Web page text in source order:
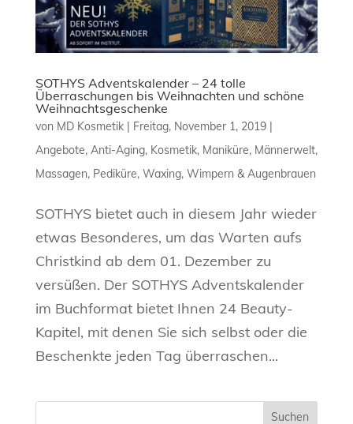
SOTHYS Adventskalender – 24 tolle
Überraschungen bis Weihnachten und schöne
Weihnachtsgeschenke
von MD Kosmetik| Freitag, November 1, 2019|
Angebote, Anti-Aging, Kosmetik, Maniküre, Männerwelt,
Massagen, Pediküre, Waxing, Wimpern & Augenbrauen
SOTHYS bietet auch in diesem Jahr wieder
etwas Besonderes, um das Warten aufs
Christkind ab dem 01. Dezember zu
versüßen. Der SOTHYS Adventskalender
im Buchformat bietet Ihnen 24 Beauty-
Kapitel, mit denen Sie sich selbst oder die
Beschenkte jeden Tag überraschen...